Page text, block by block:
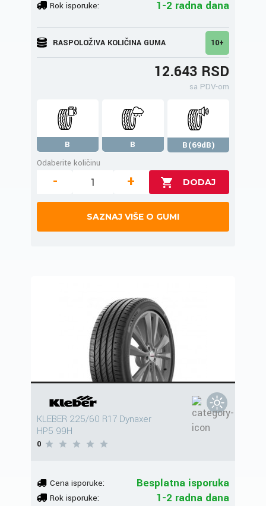
Rok isporuke: 1-2 radna dana
RASPOLOŽIVA KOLIČINA GUMA 10+
12.643 RSD
sa PDV-om
B B
B(69dB)
Odaberite količinu
- +
SAZNAJ VIŠE O GUMI
KLEBER 225/60 R17 Dynaxer
HP5 99H
0
Cena isporuke: Besplatna isporuka
Rok isporuke: 1-2 radna dana